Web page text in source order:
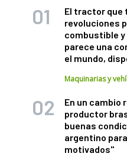
El tractor que
revoluciones
combustible y
parece una
el mundo,
Maquinarias y
En un cambio
productor
buenas
argentino
motivados"